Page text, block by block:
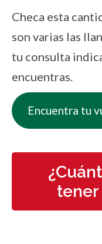
Checa esta
son varias las
tu consulta
encuentras.
Encuentra tu
tener